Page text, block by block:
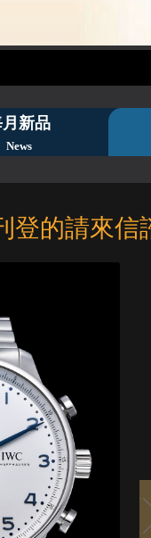
新品
News
登的請來信